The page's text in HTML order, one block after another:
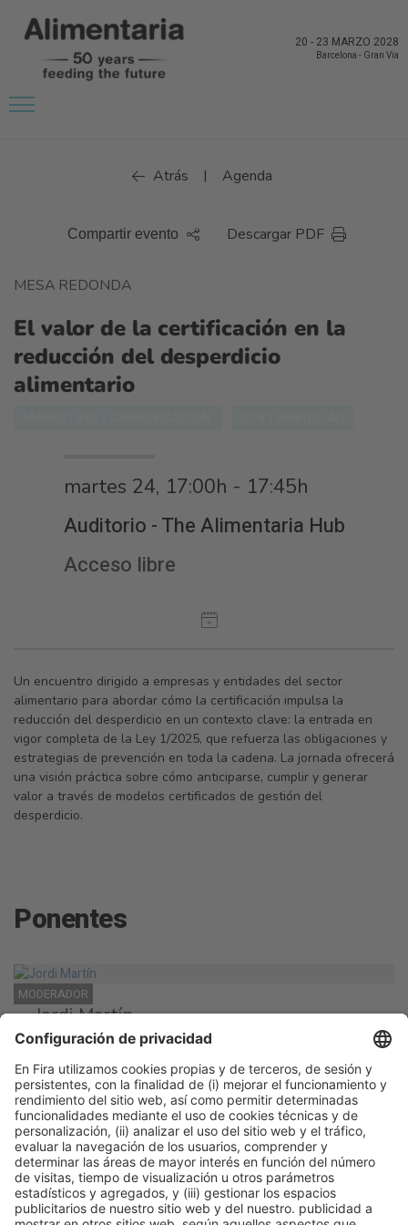
20 - 23 MARZO 2028
Barcelona - Gran Via
Atrás | Agenda
Compartir evento Descargar PDF
MESA REDONDA
El valor de la certificación en la
reducción del desperdicio
alimentario
martes 24, 17:00h - 17:45h
Auditorio - The Alimentaria Hub
Acceso libre
Un encuentro dirigido a empresas y entidades del sector
alimentario para abordar cómo la certificación impulsa la
reducción del desperdicio en un contexto clave: la entrada en
vigor completa de la Ley 1/2025, que refuerza las obligaciones y
estrategias de prevención en toda la cadena. La jornada ofrecerá
una visión práctica sobre cómo anticiparse, cumplir y generar
valor a través de modelos certificados de gestión del
desperdicio.
Ponentes
MODERADOR
Jordi Martín
Director
AEONOR
SPEAKER
Juan José Moreno Delgado
Manager